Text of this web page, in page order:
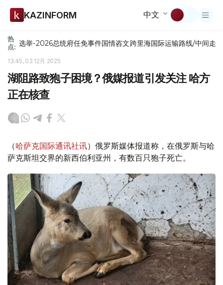
KAZINFORM 中文
热
点: 选举-2026总统府任免事件国情咨文跨里海国际运输路线/中间走廊
13:45, 03 12月 2025
湖阻路致狍子困境？俄媒报道引发关注 哈方
正在核查
（哈萨克国际通讯社讯）俄罗斯媒体报道称，在俄罗斯与哈
萨克斯坦交界的新西伯利亚州，有数百只狍子死亡。